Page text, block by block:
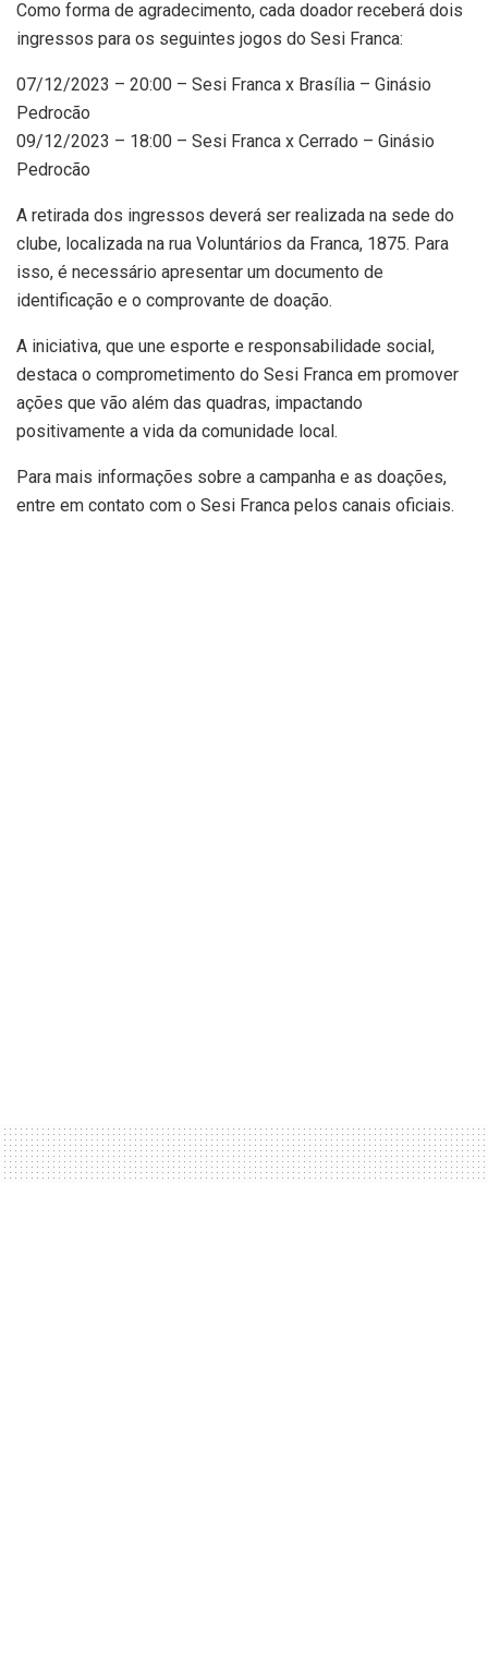
Como forma de agradecimento, cada doador receberá dois
ingressos para os seguintes jogos do Sesi Franca:
07/12/2023 – 20:00 – Sesi Franca x Brasília – Ginásio
Pedrocão
09/12/2023 – 18:00 – Sesi Franca x Cerrado – Ginásio
Pedrocão
A retirada dos ingressos deverá ser realizada na sede do
clube, localizada na rua Voluntários da Franca, 1875. Para
isso, é necessário apresentar um documento de
identificação e o comprovante de doação.
A iniciativa, que une esporte e responsabilidade social,
destaca o comprometimento do Sesi Franca em promover
ações que vão além das quadras, impactando
positivamente a vida da comunidade local.
Para mais informações sobre a campanha e as doações,
entre em contato com o Sesi Franca pelos canais oficiais.